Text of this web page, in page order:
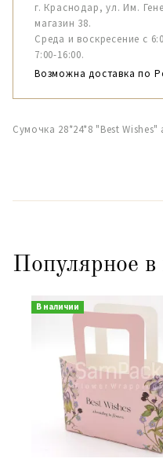
г. Краснодар, ул. Им.
магазин 38.
Среда и воскресение с
7:00-16:00.
Возможна доставка по
Сумочка 28*24*8 "Best
Популярное в
В наличии